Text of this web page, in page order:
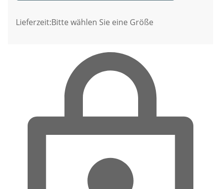
Lieferzeit:Bitte wählen Sie eine Größe